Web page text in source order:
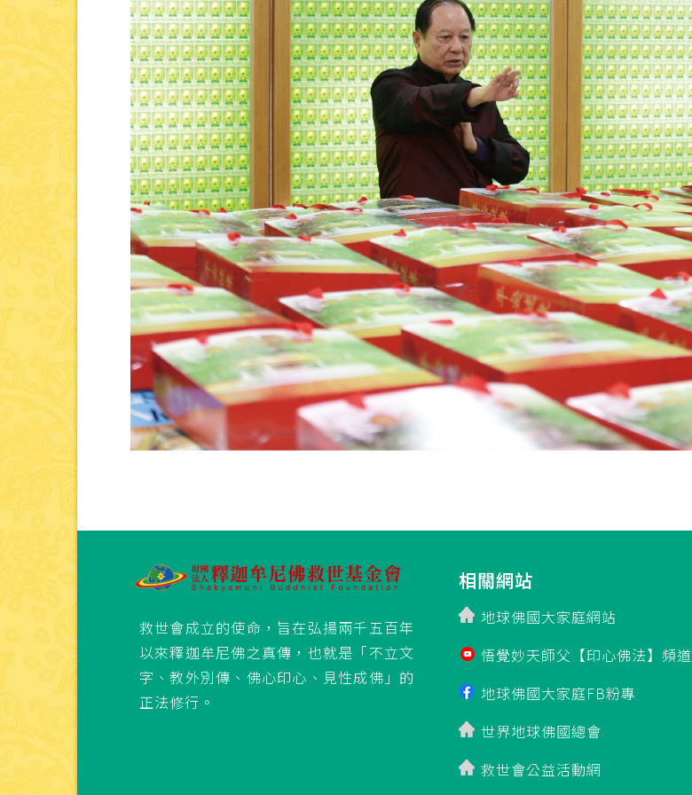
救世會成立的使命，旨在弘揚兩千五百年
以來釋迦牟尼佛之真傳，也就是「不立文
字、教外別傳、佛心印心、見性成佛」的
正法修行。
相關網站
地球佛國大家庭網站
悟覺妙天師父【印心佛法】頻道
地球佛國大家庭FB粉專
世界地球佛國總會
救世會公益活動網